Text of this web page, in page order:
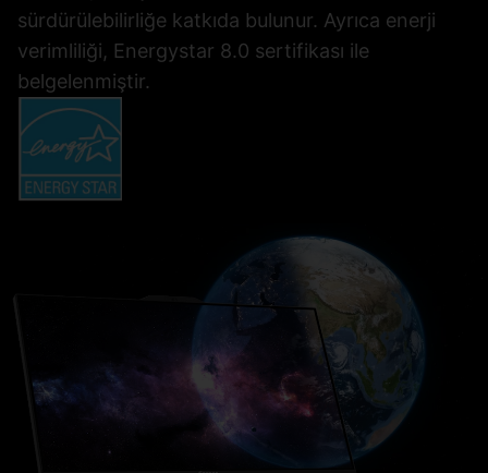
sürdürülebilirliğe katkıda bulunur. Ayrıca enerji
verimliliği, Energystar 8.0 sertifikası ile
belgelenmiştir.